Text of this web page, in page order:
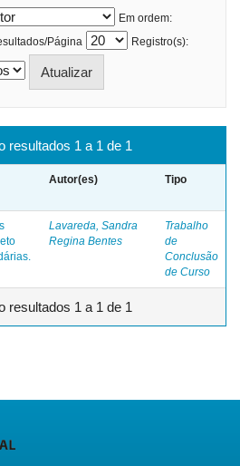
Em ordem:
Página
Registro(s):
resultados 1 a 1 de 1
Autor(es) Tipo
Lavareda, Sandra
Regina Bentes
Trabalho
de
Conclusão
de Curso
resultados 1 a 1 de 1